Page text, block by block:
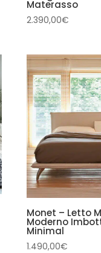
Materasso
2.390,00€
Monet – Letto
Moderno
Minimal
1.490,00€